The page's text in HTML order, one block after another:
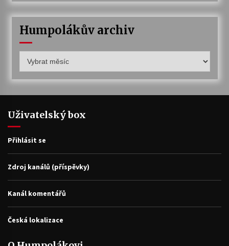
Humpolákův archiv
archiv
Uživatelský box
Přihlásit se
Zdroj kanálů (příspěvky)
Kanál komentářů
Česká lokalizace